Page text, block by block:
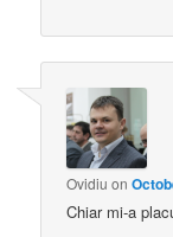
Ovidiu on
Chiar mi-a